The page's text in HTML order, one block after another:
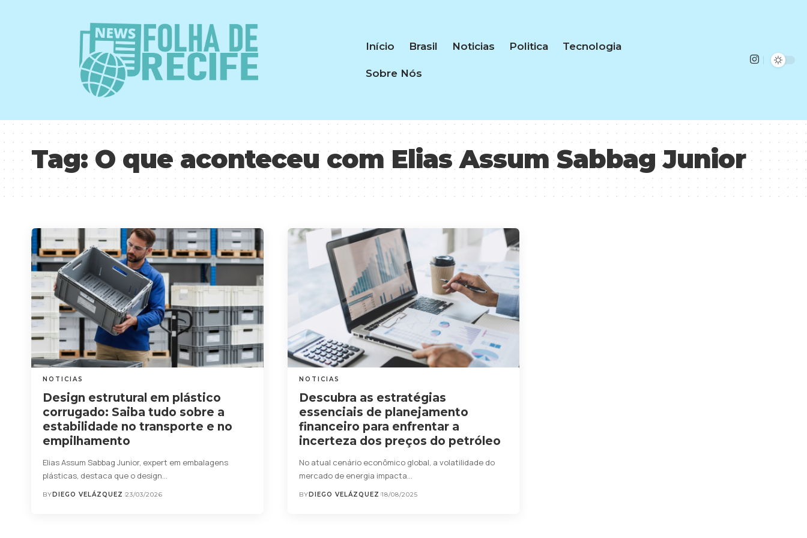
Início Brasil Noticias Politica Tecnologia
Sobre Nós
Tag:O que aconteceu com Elias Assum Sabbag Junior
NOTICIAS
Design estrutural em plástico
corrugado: Saiba tudo sobre a
estabilidade no transporte e no
empilhamento
Elias Assum Sabbag Junior, expert em embalagens
plásticas, destaca que o design…
BYDIEGO VELÁZQUEZ 23/03/2026
NOTICIAS
Descubra as estratégias
essenciais de planejamento
financeiro para enfrentar a
incerteza dos preços do petróleo
No atual cenário econômico global, a volatilidade do
mercado de energia impacta…
BYDIEGO VELÁZQUEZ 18/08/2025